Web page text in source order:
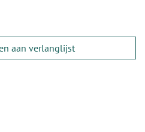
aan verlanglijst